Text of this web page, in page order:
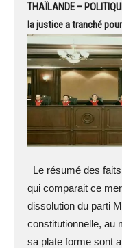
THAÏLANDE –
la justice a tranché
Le résumé des
qui comparait ce
dissolution du parti
constitutionnelle, au
sa plate forme sont